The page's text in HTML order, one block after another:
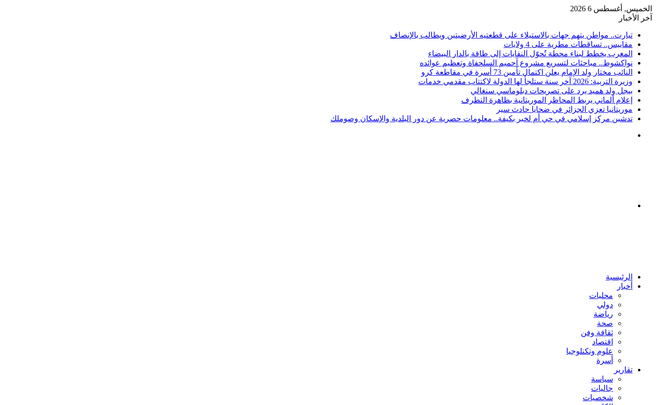
الخميس, أغسطس 6 2026
آخر الأخبار
تيارت.. مواطن يتهم جهات بالاستيلاء على قطعتيه الأرضيتين ويطالب بالإنصاف
مقاييس.. تساقطات مطرية على 4 ولايات
المغرب يخطط لبناء محطة تُحوّل النفايات إلى طاقة بالدار البيضاء
نواكشوط.. مباحثات لتسريع مشروع آحميم السلحفاة وتعظيم عوائده
النائب مختار ولد الإمام يعلن اكتمال تأمين 73 أسرة في مقاطعة كرو
وزيرة التربية: 2026 آخر سنة ستلجأ لها الدولة لاكتتاب مقدمي خدمات
بيجل ولد هميد يرد على تصريحات دبلوماسي سنغالي
إعلام ألماني يربط المحاظر الموريتانية بظاهرة التطرف
موريتانيا تعزي الجزائر في ضحايا حادث سير
تدشين مركز إسلامي في حي أم لخبر بكيفة.. معلومات حصرية عن دور البلدية والإسكان وصوملك
الرئيسية
أخبار
محليات
دولي
رياضة
صحة
ثقافة وفن
اقتصاد
علوم وتكنلوجيا
أسرة
تقارير
سياسة
جاليات
شخصيات